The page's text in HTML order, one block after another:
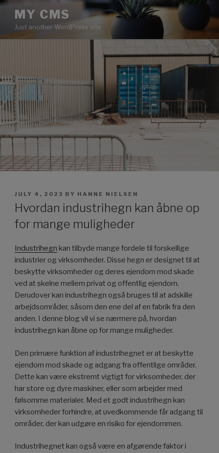
Skip
content
MY CMS
Just another WordPress site
POSTED
ON
JULY 4, 2023 BY HANNE NIELSEN
Hvordan industrihegn kan åbne op
for mange muligheder
Industrihegn kan tilbyde mange fordele til forskellige
industrier og virksomheder. Disse hegn er designet til at
beskytte virksomheder og deres ejendom mod skade
ved at skelne mellem privat og offentlig ejendom.
Derudover kan industrihegn også bruges til at adskille
arbejdsområder, såsom den ene del af en fabrik fra den
anden. I denne blog vil vi se nærmere på, hvordan
industrihegn kan åbne op for mange muligheder.
Den primære funktion af industrihegnet er at beskytte
ejendom mod skade og adgang fra offentlige områder.
Dette kan være ekstremt vigtigt for virksomheder, der
har store og dyre maskiner, eller som arbejder med
følsomme materialer. Med et godt industrihegn kan
virksomheder forhindre, at uvedkommende får adgang til
områder, der kan udgøre en risiko for ejendommen.
Industrihegnet kan også være en afgørende faktor i